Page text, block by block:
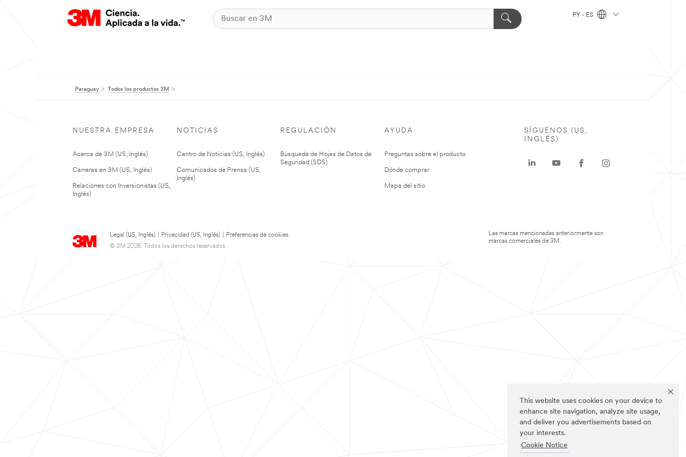
This website uses cookies on your device to
enhance site navigation, analyze site usage,
and deliver you advertisements based on
your interests.
Cookie Notice
PY - ES
Paraguay Todos los productos 3M
NUESTRA EMPRESA
Acerca de 3M (US, Inglés)
Carreras en 3M (US, Inglés)
Relaciones con Inversionistas (US,
Inglés)
NOTICIAS
Centro de Noticias (US, Inglés)
Comunicados de Prensa (US,
Inglés)
REGULACIÓN
Búsqueda de Hojas de Datos de
Seguridad (SDS)
AYUDA
Preguntas sobre el producto
Dónde comprar
Mapa del sitio
Legal (US, Inglés) Privacidad (US, Inglés)
Preferencias de cookies
© 3M 2026. Todos los derechos reservados..
SÍGUENOS (US,
INGLÉS)
Las marcas mencionadas anteriormente son
marcas comerciales de 3M.